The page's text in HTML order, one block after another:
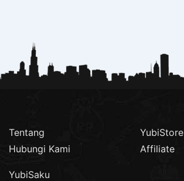
Tentang
Hubungi Kami
YubiStore
Affiliate
YubiSaku